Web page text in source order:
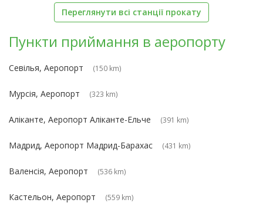
Переглянути всі станції прокату
Пункти приймання в аеропорту
Севілья, Аеропорт (150 km)
Мурсія, Аеропорт (323 km)
Аліканте, Аеропорт Аліканте-Ельче (391 km)
Мадрид, Аеропорт Мадрид-Барахас (431 km)
Валенсія, Аеропорт (536 km)
Кастельон, Аеропорт (559 km)